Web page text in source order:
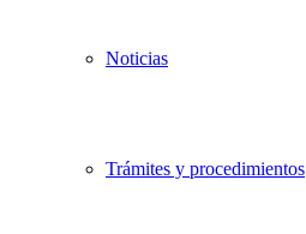
Noticias
Trámites y procedimientos